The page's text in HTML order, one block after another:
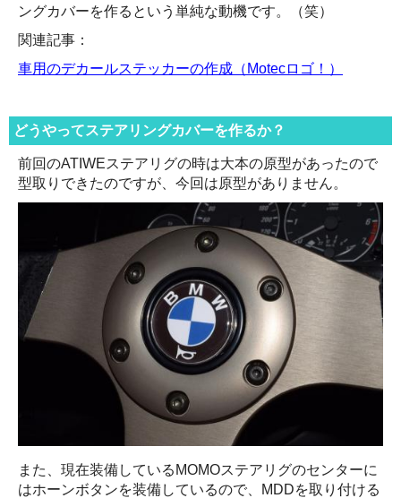
ングカバーを作るという単純な動機です。（笑）
関連記事：
車用のデカールステッカーの作成（Motecロゴ！）
どうやってステアリングカバーを作るか？
前回のATIWEステアリグの時は大本の原型があったので
型取りできたのですが、今回は原型がありません。
また、現在装備しているMOMOステアリグのセンターに
はホーンボタンを装備しているので、MDDを取り付ける